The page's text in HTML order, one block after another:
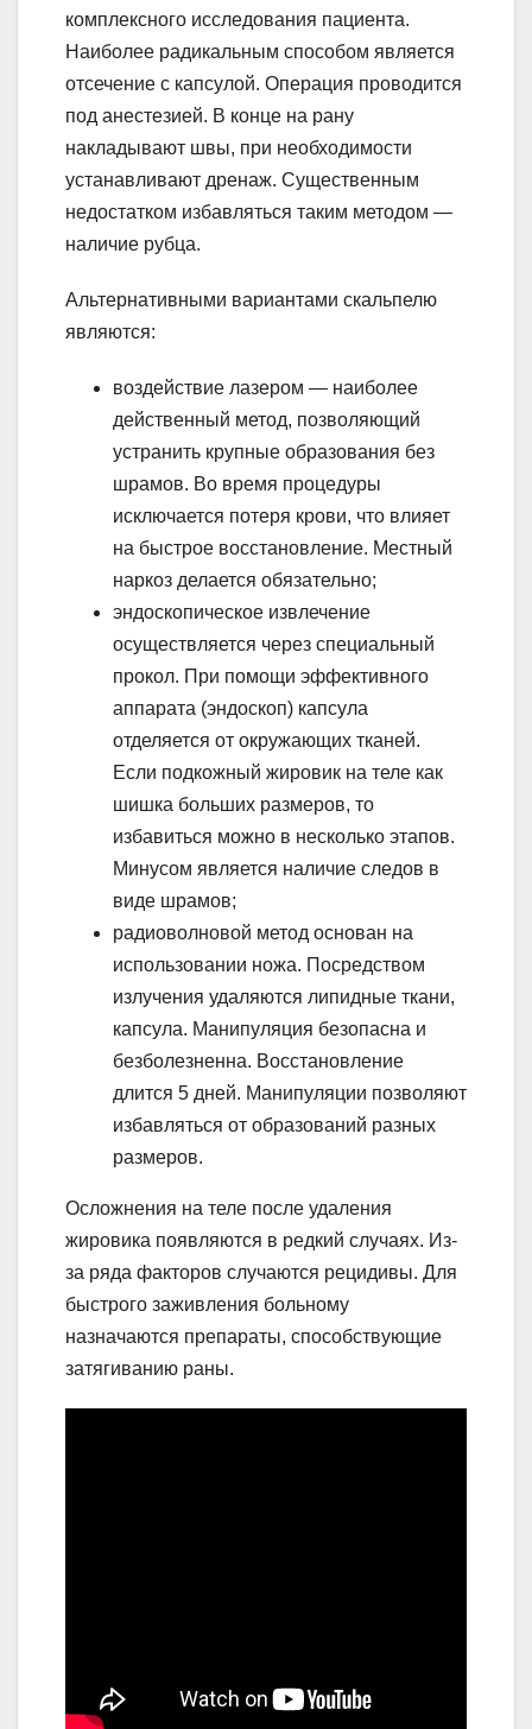
комплексного исследования пациента.
Наиболее радикальным способом является
отсечение с капсулой. Операция проводится
под анестезией. В конце на рану
накладывают швы, при необходимости
устанавливают дренаж. Существенным
недостатком избавляться таким методом —
наличие рубца.
Альтернативными вариантами скальпелю
являются:
воздействие лазером — наиболее
действенный метод, позволяющий
устранить крупные образования без
шрамов. Во время процедуры
исключается потеря крови, что влияет
на быстрое восстановление. Местный
наркоз делается обязательно;
эндоскопическое извлечение
осуществляется через специальный
прокол. При помощи эффективного
аппарата (эндоскоп) капсула
отделяется от окружающих тканей.
Если подкожный жировик на теле как
шишка больших размеров, то
избавиться можно в несколько этапов.
Минусом является наличие следов в
виде шрамов;
радиоволновой метод основан на
использовании ножа. Посредством
излучения удаляются липидные ткани,
капсула. Манипуляция безопасна и
безболезненна. Восстановление
длится 5 дней. Манипуляции позволяют
избавляться от образований разных
размеров.
Осложнения на теле после удаления
жировика появляются в редкий случаях. Из-
за ряда факторов случаются рецидивы. Для
быстрого заживления больному
назначаются препараты, способствующие
затягиванию раны.